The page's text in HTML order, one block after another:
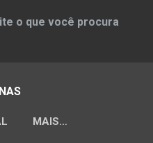
o que você procura
MAIS…